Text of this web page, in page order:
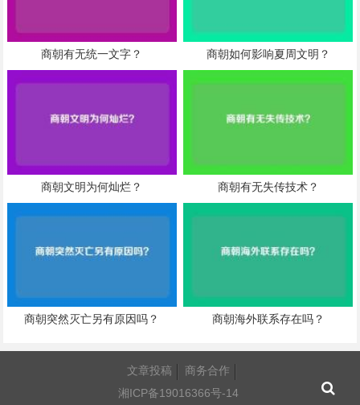
商朝有无统一文字？ 商朝如何影响夏周文明？
商朝文明为何灿烂？ 商朝有无失传技术？
商朝突然灭亡另有原因吗？ 商朝海外联系存在吗？
文章投稿
商务合作
湘ICP备19016366号-14